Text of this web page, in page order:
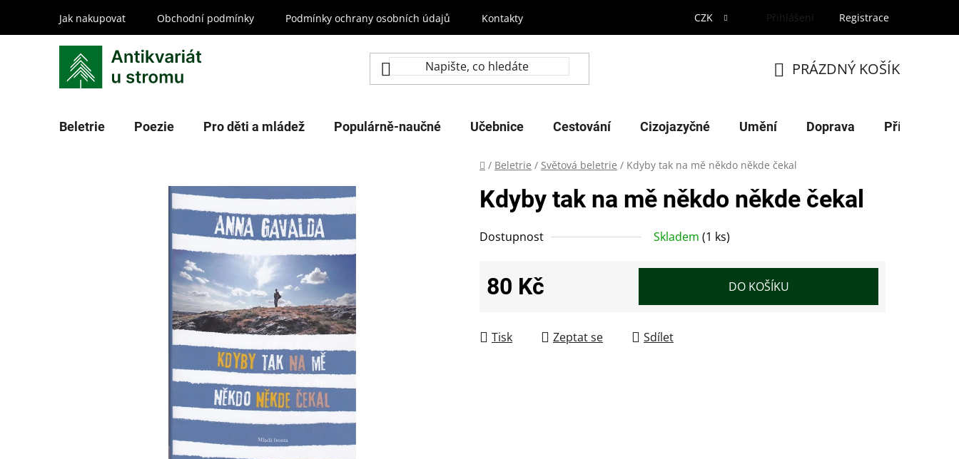
obsah
Jak nakupovat Obchodní podmínky Podmínky ochrany osobních údajů Kontakty CZK Přihlášení Registrace
KOŠÍK
PRÁZDNÝ KOŠÍK
Beletrie Poezie Pro děti a mládež Populárně-naučné Učebnice Cestování Cizojazyčné Umění Doprava Příroda
Domů
/ Beletrie / Světová beletrie / Kdyby tak na mě někdo někde čekal
Kdyby tak na mě někdo někde čekal
Dostupnost Skladem (1 ks)
80 Kč DO KOŠÍKU
Tisk Zeptat se Sdílet